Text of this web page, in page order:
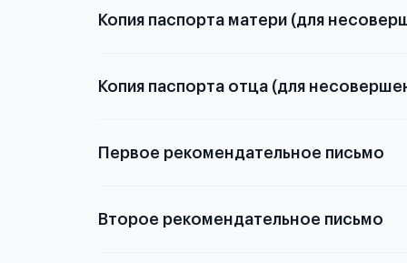
Копия паспорта матери (для
Подробнее о
Копия паспорта отца (для
Подробнее
Первое рекомендательное письмо
Второе рекомендательное письмо